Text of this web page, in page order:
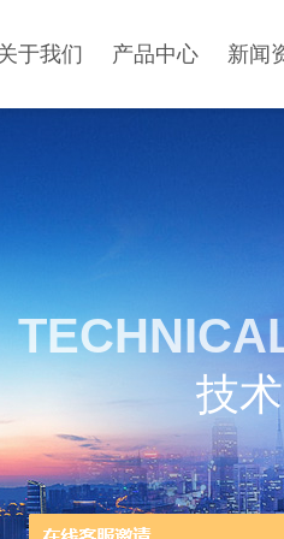
于我们 产品中心 新闻
技